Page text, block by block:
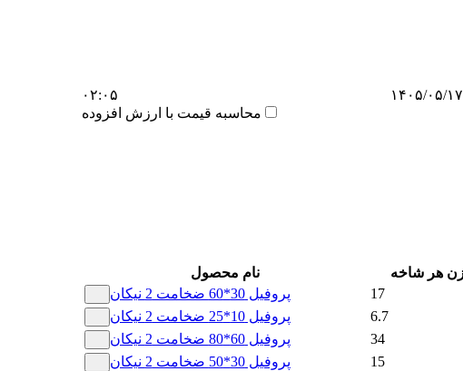
۱۴۰۵/۰۵/۱۷
۰۲:۰۵
محاسبه قیمت با ارزش افزوده
نام محصول
پروفیل 30*60 ضخامت 2 نیکان
17
پروفیل 10*25 ضخامت 2 نیکان
6.7
پروفیل 60*80 ضخامت 2 نیکان
34
پروفیل 30*50 ضخامت 2 نیکان
15